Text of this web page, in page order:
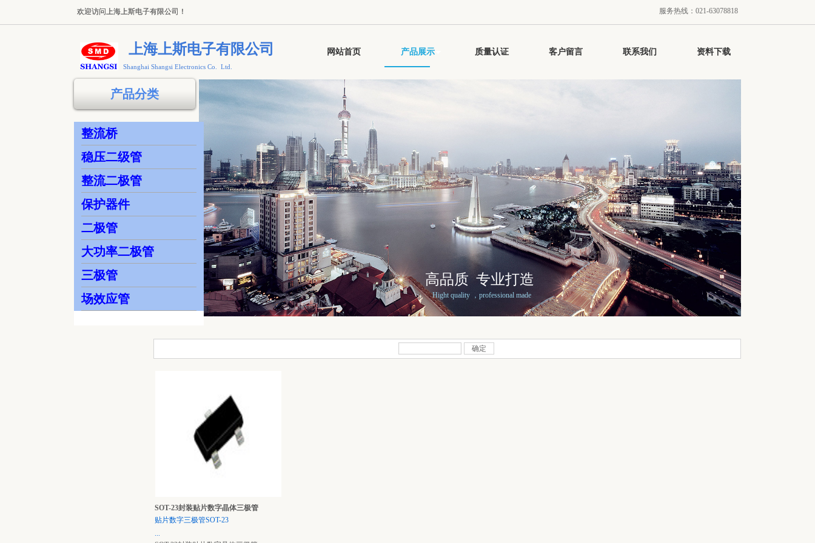
服务热线：021-63078818
欢迎访问上海上斯电子有限公司！
欢迎访问上海上斯电子有限公司！
网站首页 产品展示 质量认证 客户留言 联系我们 资料下载
上海上斯电子有限公司
Shanghai Shangsi Electronics Co. Ltd.
产品分类
整流桥
稳压二级管
整流二极管
保护器件
二极管
大功率二极管
三极管
场效应管
高品质 专业打造
Hight quality ，professional made
确定
SOT-23封装贴片数字晶体三极管
贴片数字三极管SOT-23
...